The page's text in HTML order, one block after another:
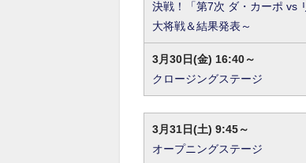
決戦！「第7次 ダ・カーポ vs
大将戦＆結果発表～
3月30日(金) 16:40～
クロージングステージ
3月31日(土) 9:45～
オープニングステージ